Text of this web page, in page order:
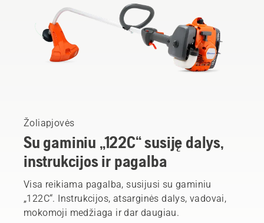
Žoliapjovės
Su gaminiu „122C“ susiję dalys,
instrukcijos ir pagalba
Visa reikiama pagalba, susijusi su gaminiu
„122C“. Instrukcijos, atsarginės dalys, vadovai,
mokomoji medžiaga ir dar daugiau.